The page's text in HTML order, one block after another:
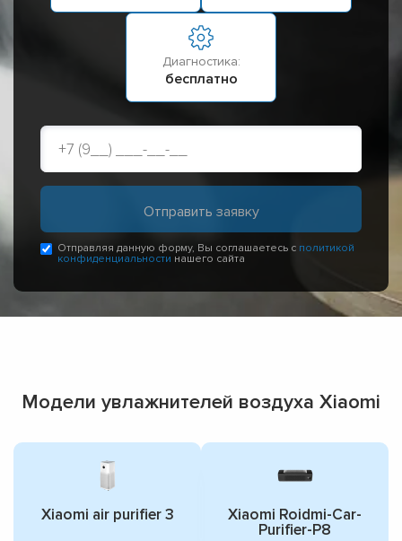
Диагностика:
бесплатно
Отправляя данную форму, Вы соглашаетесь с политикой
конфиденциальности нашего сайта
Модели увлажнителей воздуха Xiaomi
Xiaomi air purifier 3
Xiaomi Roidmi-Car-
Purifier-P8